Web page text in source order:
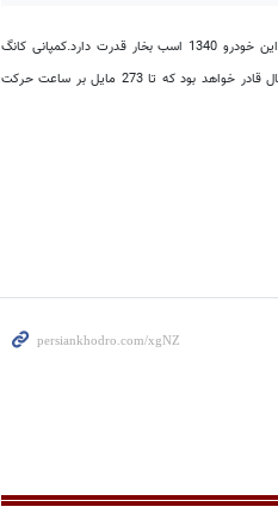
این خودرو 1340 اسب بخار قدرت دارد.
کمپانی کانگ
سیگ طی بیانیه ای اعلام کرد: هدف و اولویت آنها در ساخت این خودرو سرعت بالا نبوده با این حال قادر خواهد بود که تا 273 مایل بر ساعت حرکت